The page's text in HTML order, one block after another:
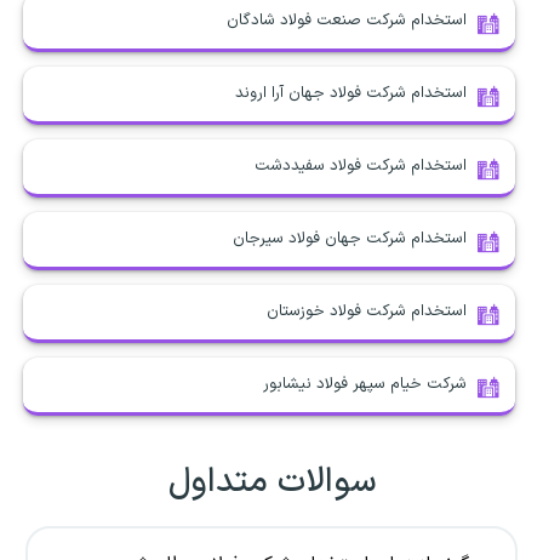
استخدام شرکت صنعت فولاد شادگان
استخدام شرکت فولاد جهان آرا اروند
استخدام شرکت فولاد سفیددشت
استخدام شرکت جهان فولاد سیرجان
استخدام شرکت فولاد خوزستان
شرکت خیام سپهر فولاد نیشابور
سوالات متداول